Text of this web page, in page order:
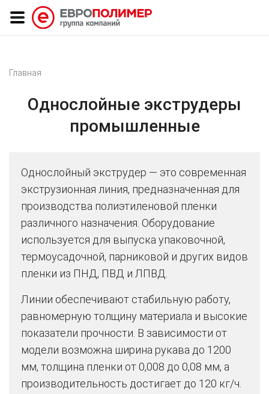
Главная
Однослойные экструдеры
промышленные
Однослойный экструдер — это современная
экструзионная линия, предназначенная для
производства полиэтиленовой пленки
различного назначения. Оборудование
используется для выпуска упаковочной,
термоусадочной, парниковой и других видов
пленки из ПНД, ПВД и ЛПВД.
Линии обеспечивают стабильную работу,
равномерную толщину материала и высокие
показатели прочности. В зависимости от
модели возможна ширина рукава до 1200
мм, толщина пленки от 0,008 до 0,08 мм, а
производительность достигает до 120 кг/ч.